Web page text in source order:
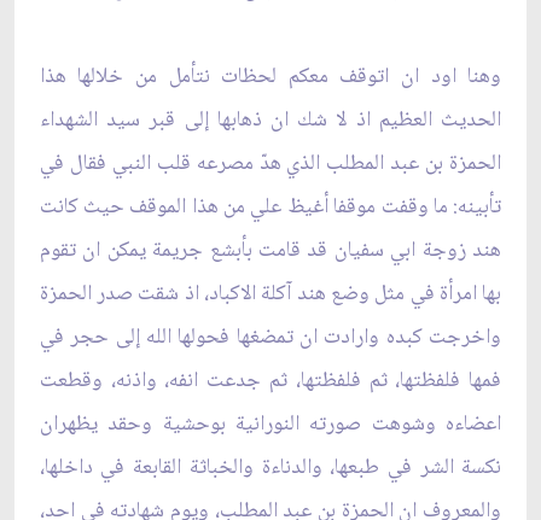
وهنا اود ان اتوقف معكم لحظات نتأمل من خلالها هذا
الحديث العظيم اذ لا شك ان ذهابها إلى قبر سيد الشهداء
الحمزة بن عبد المطلب الذي هدّ مصرعه قلب النبي فقال في
تأبينه: ما وقفت موقفا أغيظ علي من هذا الموقف حيث كانت
هند زوجة ابي سفيان قد قامت بأبشع جريمة يمكن ان تقوم
بها امرأة في مثل وضع هند آكلة الاكباد، اذ شقت صدر الحمزة
واخرجت كبده وارادت ان تمضغها فحولها الله إلى حجر في
فمها فلفظتها، ثم فلفظتها، ثم جدعت انفه، واذنه، وقطعت
اعضاءه وشوهت صورته النورانية بوحشية وحقد يظهران
نكسة الشر في طبعها، والدناءة والخباثة القابعة في داخلها،
والمعروف ان الحمزة بن عبد المطلب، ويوم شهادته في احد،